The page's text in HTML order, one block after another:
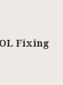
Fixing